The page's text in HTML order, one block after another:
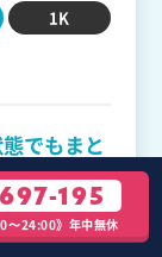
1K
でもまと
。
195
〜24:00》年中無休